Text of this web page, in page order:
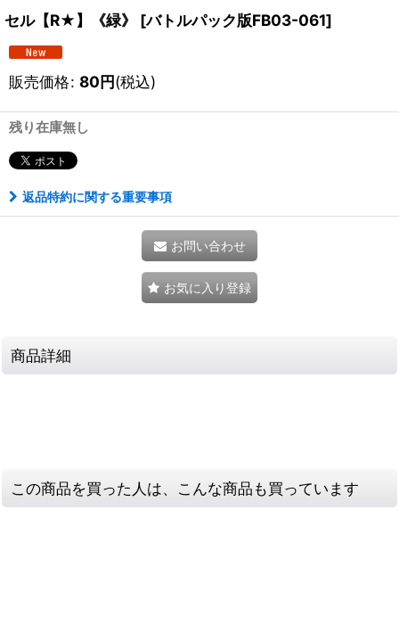
セル【R★】《緑》 [バトルパック版FB03-061]
販売価格: 80円(税込)
残り在庫無し
返品特約に関する重要事項
お問い合わせ
お気に入り登録
商品詳細
この商品を買った人は、こんな商品も買っています